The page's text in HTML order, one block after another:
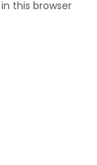
this browser